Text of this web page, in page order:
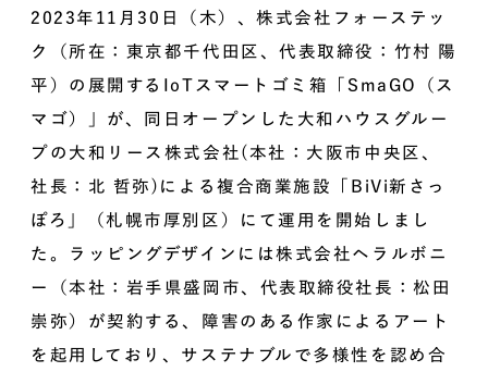
2023年11月30日（木）、株式会社フォーステッ
ク（所在：東京都千代田区、代表取締役：竹村 陽
平）の展開するIoTスマートゴミ箱「SmaGO（ス
マゴ）」が、同日オープンした大和ハウスグルー
プの大和リース株式会社(本社：大阪市中央区、
社長：北 哲弥)による複合商業施設「BiVi新さっ
ぽろ」（札幌市厚別区）にて運用を開始しまし
た。ラッピングデザインには株式会社ヘラルボニ
ー（本社：岩手県盛岡市、代表取締役社長：松田
崇弥）が契約する、障害のある作家によるアート
を起用しており、サステナブルで多様性を認め合